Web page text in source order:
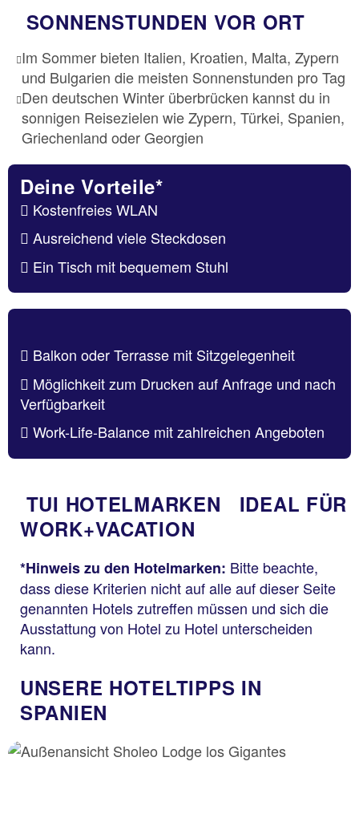
SONNENSTUNDEN VOR ORT
Im Sommer bieten Italien, Kroatien, Malta, Zypern
und Bulgarien die meisten Sonnenstunden pro Tag
Den deutschen Winter überbrücken kannst du in
sonnigen Reisezielen wie Zypern, Türkei, Spanien,
Griechenland oder Georgien
Deine Vorteile*
Kostenfreies WLAN
Ausreichend viele Steckdosen
Ein Tisch mit bequemem Stuhl
Balkon oder Terrasse mit Sitzgelegenheit
Möglichkeit zum Drucken auf Anfrage und nach
Verfügbarkeit
Work-Life-Balance mit zahlreichen Angeboten
TUI HOTELMARKEN
IDEAL FÜR
WORK+VACATION
*Hinweis zu den Hotelmarken: Bitte beachte,
dass diese Kriterien nicht auf alle auf dieser Seite
genannten Hotels zutreffen müssen und sich die
Ausstattung von Hotel zu Hotel unterscheiden
kann.
UNSERE HOTELTIPPS IN
SPANIEN